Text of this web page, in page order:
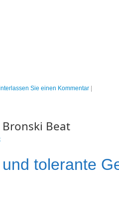
Sie einen Kommentar
Bronski Beat
tolerante